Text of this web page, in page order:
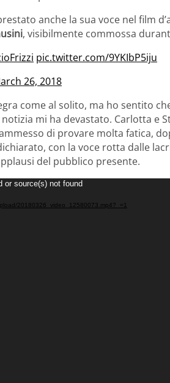
anche la sua voce nel film
, visibilmente commossa
pic.twitter.com/9YKIbP5iju
26, 2018
come al solito, ma ho sentito
mi ha devastato. Carlotta e
di provare molta fatica,
con la voce rotta dalle
del pubblico presente.
or source(s) not found
20180326_video_12580073.mp4?_=1